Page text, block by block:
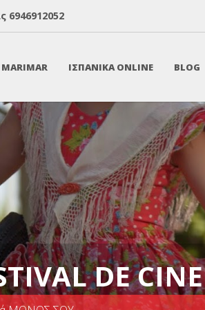
6946912052
ΙΣΠΑΝΙΚΑ ONLINE BLOG
DE CINE